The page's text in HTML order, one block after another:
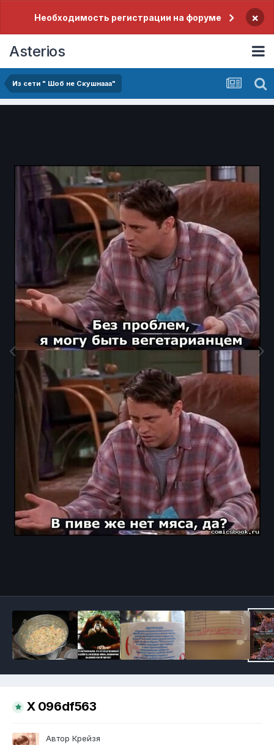
Необходимость регистрации на форуме ×
Asterios
Из сети " Шоб не Скушнааа"
X 096df563
Автор Крейзя